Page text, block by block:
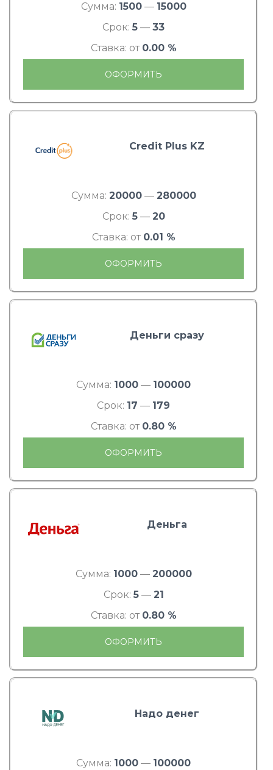
Сумма: 1500— 15000
Срок: 5 — 33
Ставка: от 0.00 %
ОФОРМИТЬ
Credit Plus KZ
Сумма: 20000— 280000
Срок: 5— 20
Ставка: от 0.01 %
ОФОРМИТЬ
Деньги сразу
Сумма: 1000 — 100000
Срок: 17 — 179
Ставка: от 0.80 %
ОФОРМИТЬ
Деньга
Сумма: 1000— 200000
Срок: 5— 21
Ставка: от 0.80 %
ОФОРМИТЬ
Надо денег
Сумма: 1000 — 100000